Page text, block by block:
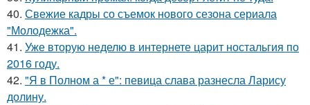
40. Свежие кадры со съемок нового сезона сериала
"Молодежка".
41. Уже вторую неделю в интернете царит ностальгия по
2016 году.
42. "Я в Полном а * е": певица слава разнесла Ларису
долину.